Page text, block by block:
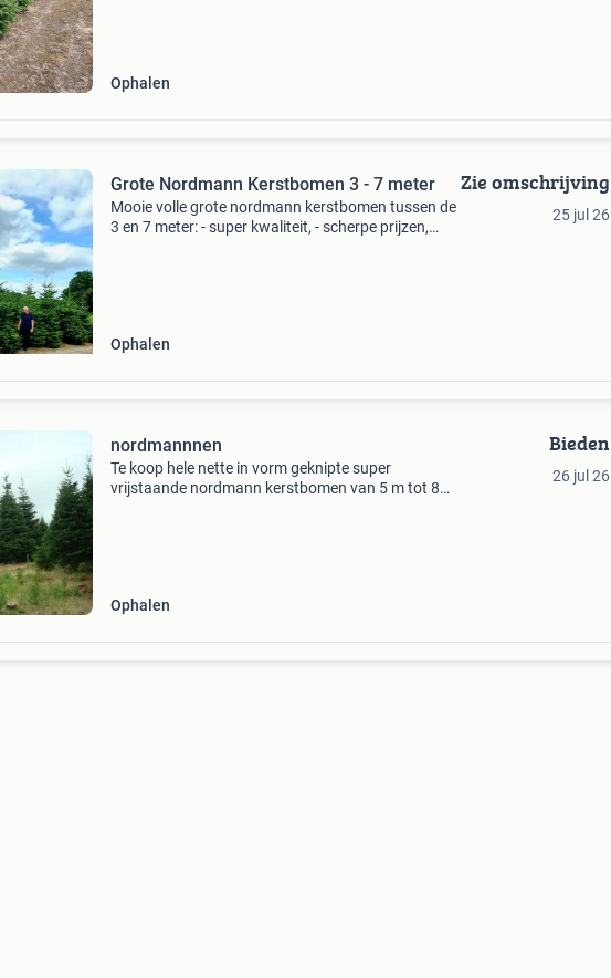
Ophalen
Grote Nordmann Kerstbomen 3 - 7 meter
Mooie volle grote nordmann kerstbomen tussen de
3 en 7 meter: - super kwaliteit, - scherpe prijzen,
Ophalen
Zie omschrijving
25 jul 26
nordmannnen
Te koop hele nette in vorm geknipte super
vrijstaande nordmann kerstbomen van 5 m tot 8
Ophalen
Bieden
26 jul 26